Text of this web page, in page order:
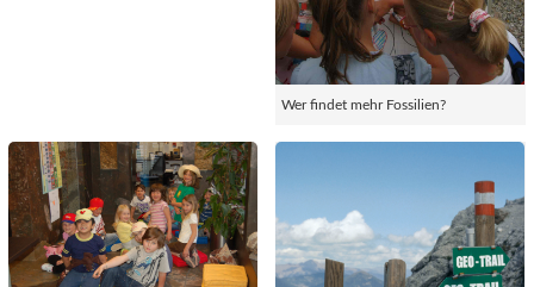
Wer findet mehr Fossilien?